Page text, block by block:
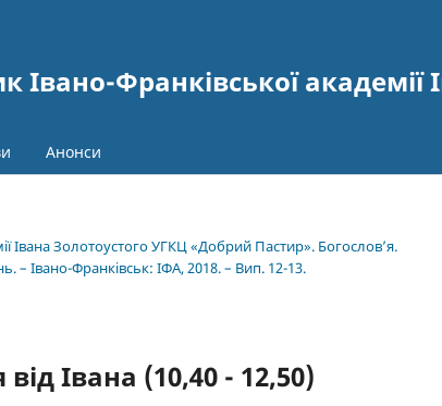
Франківської академії
Анонси
Івана Золотоустого УГКЦ «Добрий Пастир». Богослов’я.
– Івано-Франківськ: ІФА, 2018. – Вип. 12-13.
Івана (10,40 - 12,50)